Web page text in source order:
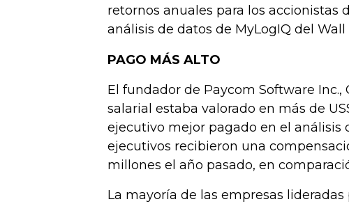
retornos anuales para los accionistas
análisis de datos de MyLogIQ del Wall
PAGO MÁS ALTO
El fundador de Paycom Software
salarial estaba valorado en más de
ejecutivo mejor pagado en el análisis
ejecutivos recibieron una
millones el año pasado, en
La mayoría de las empresas